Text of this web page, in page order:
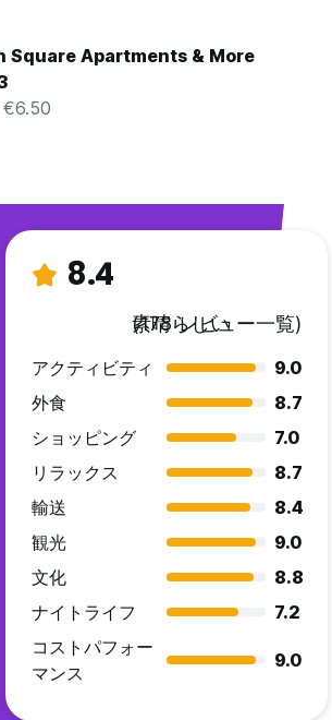
Square Apartments & More
8.4
素晴らしい
(178 レビュー一覧)
アクティビティ
9.0
外食
8.7
ショッピング
7.0
リラックス
8.7
輸送
8.4
観光
9.0
文化
8.8
ナイトライフ
7.2
コストパフォー
マンス
9.0